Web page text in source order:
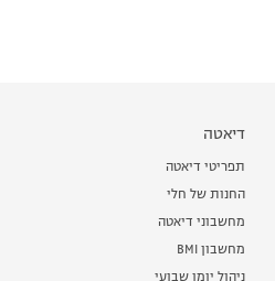
דיאטה
תפריטי דיאטה
החנות של חלי
מחשבוני דיאטה
מחשבון BMI